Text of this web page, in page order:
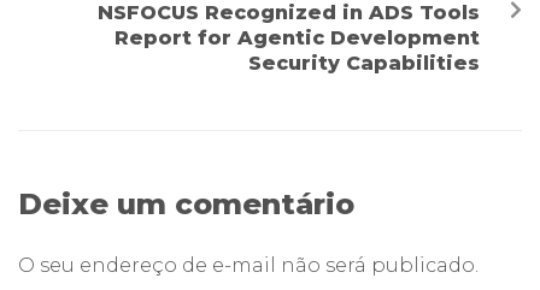
NSFOCUS Recognized in ADS Tools
Report for Agentic Development
Security Capabilities
Deixe um comentário
O seu endereço de e-mail não será publicado.